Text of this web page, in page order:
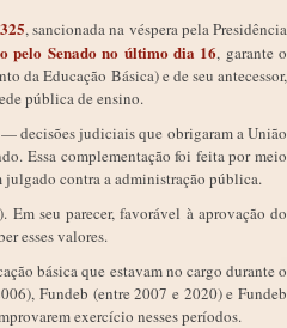
, sancionada na véspera pela Presidência
pelo Senado no último dia 16, garante o
da Educação Básica) e de seu antecessor,
pública de ensino.
decisões judiciais que obrigaram a União
Essa complementação foi feita por meio
julgado contra a administração pública.
seu parecer, favorável à aprovação do
esses valores.
básica que estavam no cargo durante o
Fundeb (entre 2007 e 2020) e Fundeb
exercício nesses períodos.